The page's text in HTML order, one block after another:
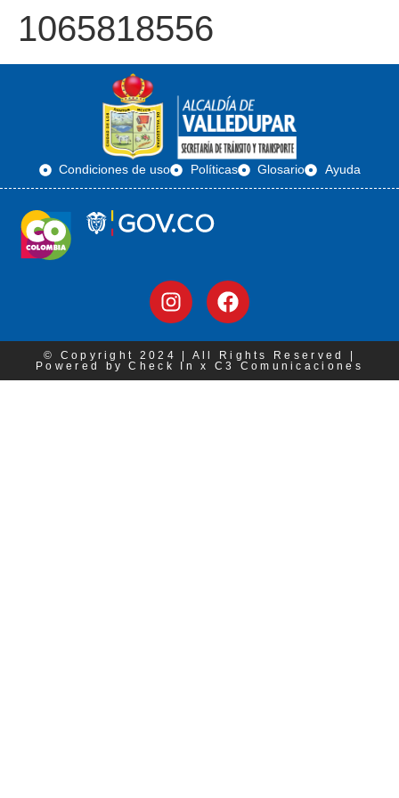
1065818556
Condiciones de uso Políticas Glosario Ayuda
© Copyright 2024 | All Rights Reserved |
Powered by Check In x C3 Comunicaciones